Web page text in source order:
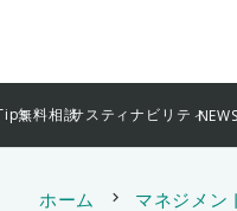
無料相談サスティナビリティNEWS
ホーム chevron_right マネジメン